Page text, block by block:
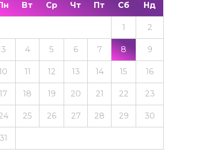
Вт Ср Чт Пт Сб Нд
1 2
3 4 5 6 7 8 9
11 12 13 14 15 16
18 19 20 21 22 23
25 26 27 28 29 30